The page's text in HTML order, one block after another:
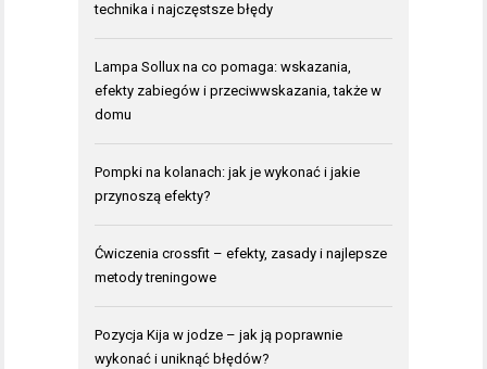
technika i najczęstsze błędy
Lampa Sollux na co pomaga: wskazania,
efekty zabiegów i przeciwwskazania, także w
domu
Pompki na kolanach: jak je wykonać i jakie
przynoszą efekty?
Ćwiczenia crossfit – efekty, zasady i najlepsze
metody treningowe
Pozycja Kija w jodze – jak ją poprawnie
wykonać i uniknąć błędów?